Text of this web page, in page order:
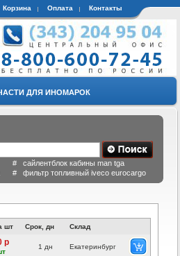
Корзина Оплата Контакты
ДЛЯ ИНОМАРОК
сайлентблок кабины man tga
# фильтр топливный iveco eurocargo
шт Срок, дн Склад
р 1 дн Екатеринбург